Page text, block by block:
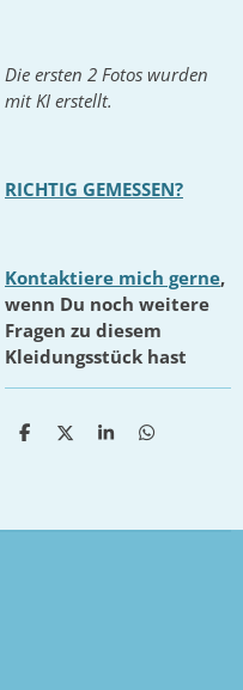
Die ersten 2 Fotos wurden
mit KI erstellt.
RICHTIG GEMESSEN?
Kontaktiere mich gerne,
wenn Du noch weitere
Fragen zu diesem
Kleidungsstück hast
T
n
T
n
T
n
T
n